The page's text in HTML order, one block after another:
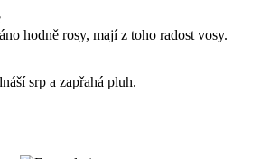
hodně rosy, mají z toho radost vosy.
srp a zapřahá pluh.